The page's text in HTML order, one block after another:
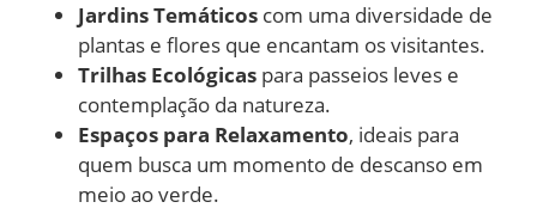
Jardins Temáticos com uma diversidade de
plantas e flores que encantam os visitantes.
Trilhas Ecológicas para passeios leves e
contemplação da natureza.
Espaços para Relaxamento, ideais para
quem busca um momento de descanso em
meio ao verde.